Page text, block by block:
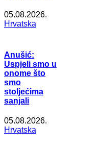
05.08.2026.
Hrvatska
Anušić:
Uspjeli smo u
onome što
smo
stoljećima
sanjali
05.08.2026.
Hrvatska